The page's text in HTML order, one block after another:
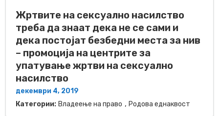
Жртвите на сексуално насилство
треба да знаат дека не се сами и
дека постојат безбедни места за нив
– промоција на центрите за
упатување жртви на сексуално
насилство
декември 4, 2019
Категории: Владеење на право , Родова еднаквост